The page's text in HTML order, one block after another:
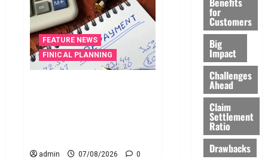
ఇంకా
అవకాశం
ఉంది..!
Errors
in
Your
ITR?
There’s
FEATURE NEWS
FINICAL PLANNING
admin 07/08/2026 0
for
Customers
Big
Impact
Challenges
Ahead
Claim
Settlement
Ratio
Drawbacks